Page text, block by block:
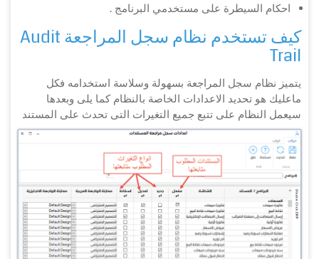
احكام السيطرة على مستخدمي البرنامج .
كيف تستخدم نظام سجل المراجعة Audit
Trail
يتميز نظام سجل المراجعة بسهولة وسلاسة استخدامه فكل
ماعليك هو تحديد الاعدادات الخاصة بالنظام كما يلى وبعدها
سيعمل النظام على تتبع جميع التغيرات التى تحدث على المستند